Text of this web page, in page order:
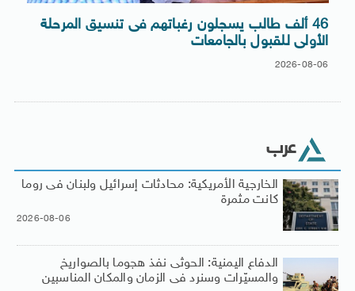
46 ألف طالب يسجلون رغباتهم فى تنسيق المرحلة
الأولى للقبول بالجامعات
2026-08-06
عرب
الخارجية الأمريكية: محادثات إسرائيل ولبنان فى روما
كانت مثمرة
2026-08-06
الدفاع اليمنية: الحوثى نفذ هجوما بالصواريخ
والمسيّرات وسنرد فى الزمان والمكان المناسبين